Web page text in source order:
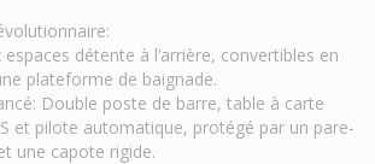
détente à l’arrière, convertibles en
plateforme de baignade.
Double poste de barre, table à carte
et pilote automatique, protégé par un pare-
une capote rigide.